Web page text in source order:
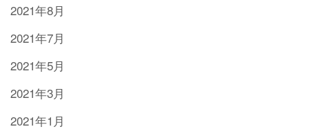
2021年8月
2021年7月
2021年5月
2021年3月
2021年1月